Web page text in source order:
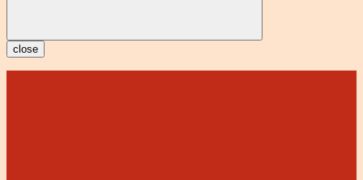
close